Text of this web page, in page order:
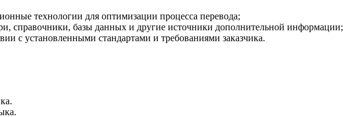
технологии для оптимизации процесса перевода;
справочники, базы данных и другие источники дополнительной информации;
с установленными стандартами и требованиями заказчика.